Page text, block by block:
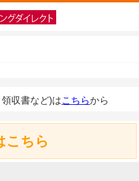
収書など)はこちらから
こちら